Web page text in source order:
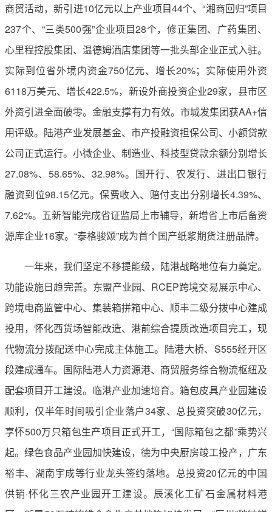
商贸活动，新引进10亿元以上产业项目44个、“湘商回归”项目
237个、“三类500强”企业项目28个，修正集团、广药集团、
心里程控股集团、温德姆酒店集团等一批头部企业正式入驻。
实际到位省外境内资金750亿元、增长20%；实际使用外资
6118万美元、增长422.5%，新设外商投资企业29家，县市区
外资引进全面破零。金融支撑有力有效。市城发集团获AA+信
用评级。陆港产业发展基金、市产投融资担保公司、小额贷款
公司正式运行。小微企业、制造业、科技型贷款余额分别增长
27.08%、58.65%、32.98%。国开行、农发行、进出口银行
融资到位98.15亿元。保费收入、赔付支出分别增长4.39%、
7.62%。五新智能完成省证监局上市辅导，新增省上市后备资
源库企业16家。“泰格骏颂”成为首个国产纸浆期货注册品牌。
一年来，我们坚定不移提能级，陆港战略地位有力奠定。
功能设施日趋完善。东盟产业园、RCEP跨境交易展示中心、
跨境电商监管中心、集装箱拼箱中心、顺丰二级分拨中心建成
投用，怀化西货场智能改造、港前综合提质改造项目完工，现
代物流分拨配送中心完成主体施工。陆港大桥、S555经开区
段建成通车。国际陆港人力资源港、商贸服务综合物流枢纽及
配套项目开工建设。临港产业加速培育。箱包皮具产业园建设
顺利，仅半年时间吸引企业落户34家、总投资突破30亿元，
享怀500万只箱包生产项目正式开工，“国际箱包之都”乘势兴
起。绿色食品产业园加快建设，德为中央厨房竣工投产，广东
裕丰、湖南宇成等行业龙头签约落地。总投资20亿元的中国
供销·怀化三农产业园开工建设。辰溪化工矿石金属材料港